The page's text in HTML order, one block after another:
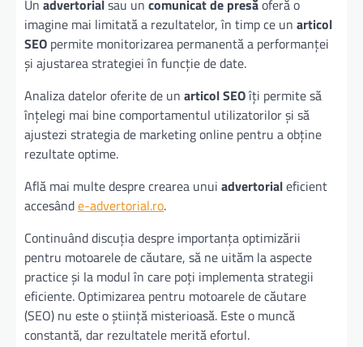
Un advertorialsau un comunicat de presăoferă o
imagine mai limitată a rezultatelor, în timp ce un articol
SEO permite monitorizarea permanentă a performanței
și ajustarea strategiei în funcție de date.
Analiza datelor oferite de un articol SEOîți permite să
înțelegi mai bine comportamentul utilizatorilor și să
ajustezi strategia de marketing online pentru a obține
rezultate optime.
Află mai multe despre crearea unui advertorialeficient
accesânde-advertorial.ro.
Continuând discuția despre importanța optimizării
pentru motoarele de căutare, să ne uităm la aspecte
practice și la modul în care poți implementa strategii
eficiente. Optimizarea pentru motoarele de căutare
(SEO) nu este o știință misterioasă. Este o muncă
constantă, dar rezultatele merită efortul.